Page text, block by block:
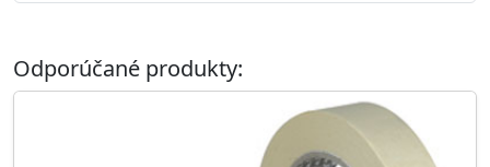
Odporúčané produkty: